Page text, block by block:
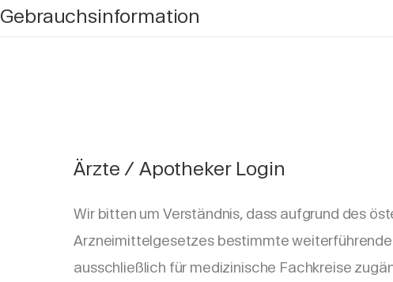
Gebrauchsinformation
Ärzte / Apotheker Login
Wir bitten um Verständnis, dass aufgrund des
Arzneimittelgesetzes bestimmte
ausschließlich für medizinische Fachkreise